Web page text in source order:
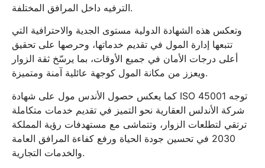
الترفيه داخل المرافق المختلفة.
وتعكس هذه الشهادة الدولية مستوى الجدية والاحترافية التي
تتبعها إدارة المول في تقديم خدماتها، وحرصها على تحقيق
أعلى درجات الأمان في جميع الأوقات، بما يرسّخ ثقة الزوار
ويعزز من مكانة المول كوجهة عائلية آمنة ومتميزة.
كما يعكس حصول الأندس مول على شهادة ISO 45001 توجه
شركة الأندلس العقارية نحو التميز في تقديم خدمات متكاملة
ترتقي لتطلعات الزوار، وتتماشى مع مستهدفات رؤية المملكة
2030 في تحسين جودة الحياة ورفع كفاءة المرافق العامة
والخدمات التجارية.